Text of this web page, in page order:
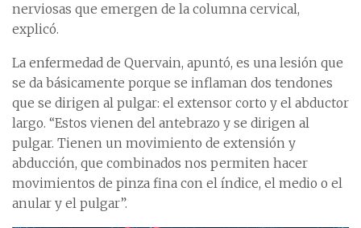
nerviosas que emergen de la columna cervical,
explicó.
La enfermedad de Quervain, apuntó, es una lesión que
se da básicamente porque se inflaman dos tendones
que se dirigen al pulgar: el extensor corto y el abductor
largo. “Estos vienen del antebrazo y se dirigen al
pulgar. Tienen un movimiento de extensión y
abducción, que combinados nos permiten hacer
movimientos de pinza fina con el índice, el medio o el
anular y el pulgar”.